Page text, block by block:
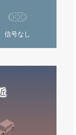
信号なし